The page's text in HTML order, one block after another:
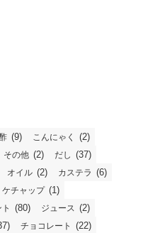
(9) こんにゃく (2)
その他 (2) だし (37)
オイル (2) カステラ (6)
ケチャップ (1)
(80) ジュース (2)
チョコレート (22)